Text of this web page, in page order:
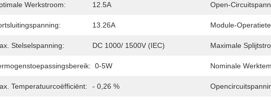
Werkstroom: 12.5A Open-
13.26A Module-
Stelselspanning: DC 1000/ 1500V (IEC) Maximale
0-5W Nominale
Temperatuurcoëfficiënt: - 0,26 %